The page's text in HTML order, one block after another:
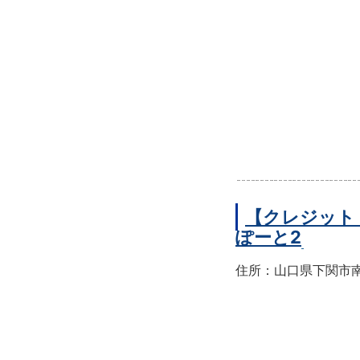
【クレジッ
ぽーと2
住所：山口県下関市